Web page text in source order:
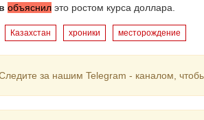
объяснил это ростом курса доллара.
Казахстан хроники месторождение
за нашим Telegram - каналом,